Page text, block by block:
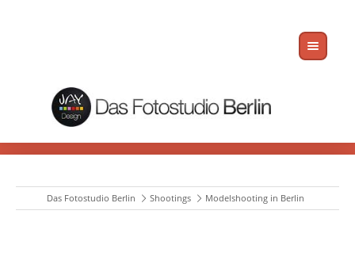
Das Fotostudio Berlin Shootings Modelshooting in Berlin